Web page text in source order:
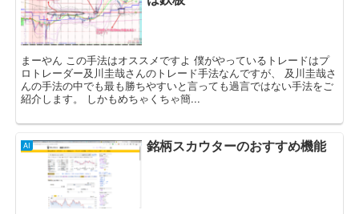
まーやん この手法はオススメですよ 僕がやっているトレードはプ
ロトレーダー及川圭哉さんのトレード手法なんですが、 及川圭哉さ
んの手法の中でも最も勝ちやすいと言っても過言ではない手法をご
紹介します。 しかもめちゃくちゃ簡...
AI 銘柄スカウターのおすすめ機能